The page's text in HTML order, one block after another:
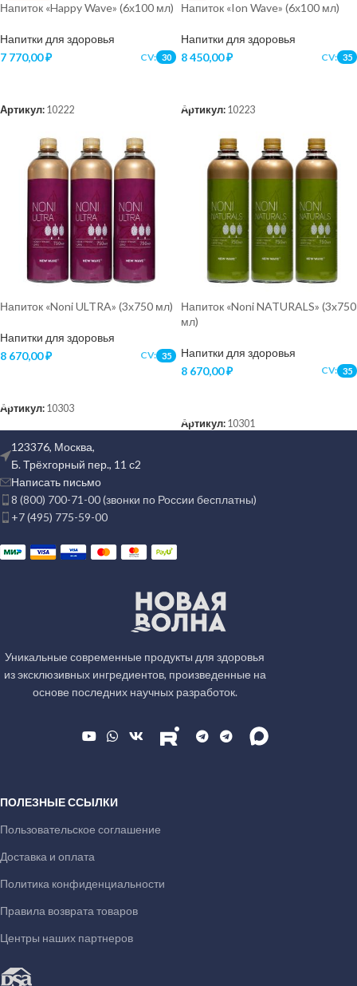
Напиток «Happy Wave» (6х100 мл)
Напитки для здоровья
7 770,00₽ CV: 30
Артикул: 10222
Напиток «Ion Wave» (6х100 мл)
Напитки для здоровья
8 450,00₽ CV: 35
Артикул: 10223
Напиток «Noni ULTRA» (3х750 мл)
Напитки для здоровья
8 670,00₽ CV: 35
Артикул: 10303
Напиток «Noni NATURALS» (3х750
мл)
Напитки для здоровья
8 670,00₽ CV: 35
Артикул: 10301
123376, Москва,
Б. Трёхгорный пер., 11 с2
Написать письмо
8 (800) 700-71-00 (звонки по России бесплатны)
+7 (495) 775-59-00
Уникальные современные продукты для здоровья
из эксклюзивных ингредиентов, произведенные на
основе последних научных разработок.
ПОЛЕЗНЫЕ ССЫЛКИ
Пользовательское соглашение
Доставка и оплата
Политика конфиденциальности
Правила возврата товаров
Центры наших партнеров